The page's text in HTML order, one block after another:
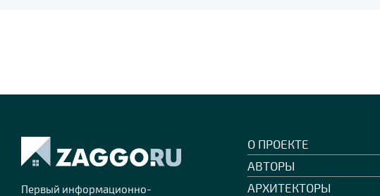
Первый информационно-
О ПРОЕКТЕ
АВТОРЫ
АРХИТЕКТОРЫ